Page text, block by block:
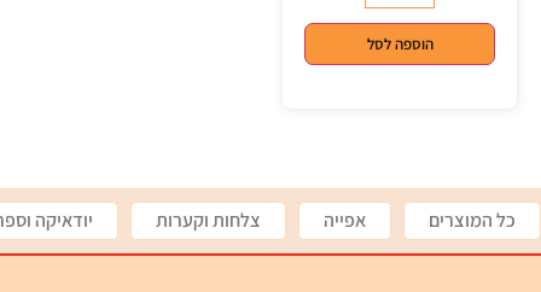
הוספה לסל
כל המוצרים אפייה צלחות וקערות יודאיקה